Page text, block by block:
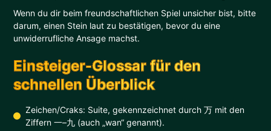
Wenn du dir beim freundschaftlichen Spiel unsicher bist, bitte
darum, einen Stein laut zu bestätigen, bevor du eine
unwiderrufliche Ansage machst.
Einsteiger-Glossar für den
schnellen Überblick
Zeichen/Craks: Suite, gekennzeichnet durch 万 mit den
Ziffern 一–九 (auch „wan“ genannt).